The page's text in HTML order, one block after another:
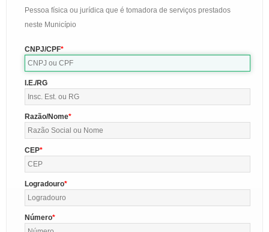
Pessoa física ou jurídica que é tomadora de serviços prestados
neste Município
CNPJ/CPF
I.E./RG
Razão/Nome
CEP
Logradouro
Número